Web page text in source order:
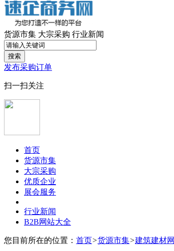
货源市集 大宗采购 行业新闻
搜索
发布采购订单
扫一扫关注
首页
货源市集
大宗采购
优质企业
展会服务
行业新闻
B2B网站大全
您目前所在的位置： 首页>货源市集>建筑建材网